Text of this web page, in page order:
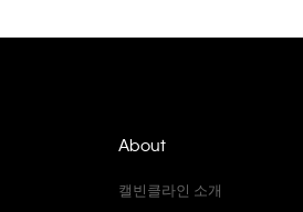
About
캘빈클라인 소개